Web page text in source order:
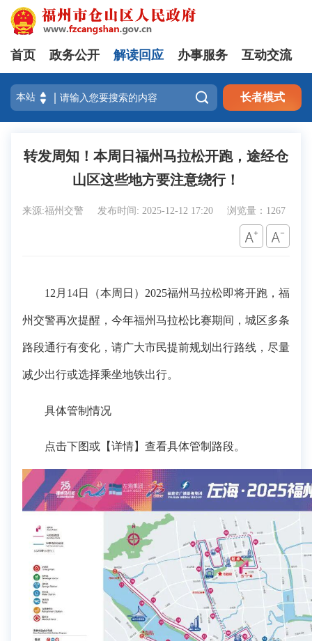
首页 政务公开 解读回应 办事服务 互动交流
 长者模式
转发周知！本周日福州马拉松开跑，途经仓
山区这些地方要注意绕行！
来源:福州交警 发布时间: 2025-12-12 17:20 浏览量：1267
12月14日（本周日）2025福州马拉松即将开跑，福
州交警再次提醒，今年福州马拉松比赛期间，城区多条
路段通行有变化，请广大市民提前规划出行路线，尽量
减少出行或选择乘坐地铁出行。
具体管制情况
点击下图或【详情】查看具体管制路段。